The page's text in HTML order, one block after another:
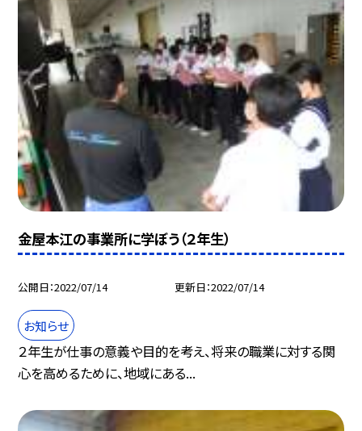
金屋本江の事業所に学ぼう（２年生）
公開日 2022/07/14 更新日 2022/07/14
お知らせ
２年生が仕事の意義や目的を考え、将来の職業に対する関
心を高めるために、地域にある...